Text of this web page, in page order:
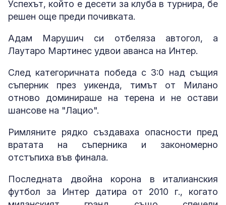
Успехът, който е десети за клуба в турнира, бе
решен още преди почивката.
Адам Марушич си отбеляза автогол, а
Лаутаро Мартинес удвои аванса на Интер.
След категоричната победа с 3:0 над същия
съперник през уикенда, тимът от Милано
отново доминираше на терена и не остави
шансове на "Лацио".
Римляните рядко създаваха опасности пред
вратата на съперника и закономерно
отстъпиха във финала.
Последната двойна корона в италианския
футбол за Интер датира от 2010 г., когато